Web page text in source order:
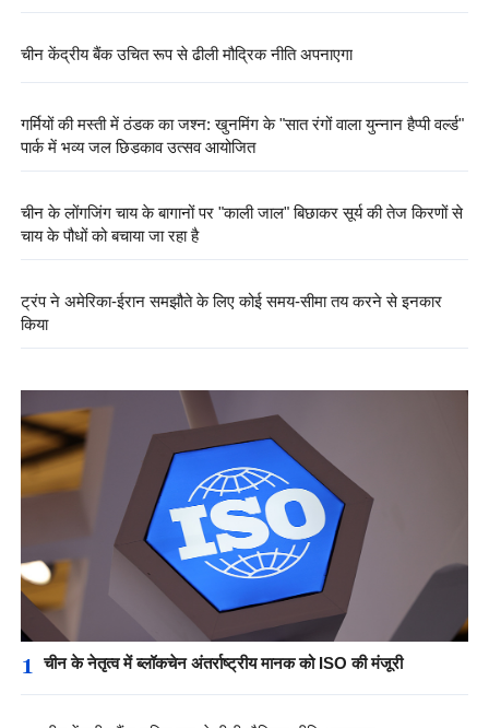
गर्मियों की मस्ती में ठंडक का जश्न: खुनमिंग के "सात रंगों वाला युन्नान हैप्पी वर्ल्ड"
चीन के लोंगजिंग चाय के बागानों पर "काली जाल" बिछाकर सूर्य की तेज किरणों से
ट्रंप ने अमेरिका-ईरान समझौते के लिए कोई समय-सीमा तय करने से इनकार